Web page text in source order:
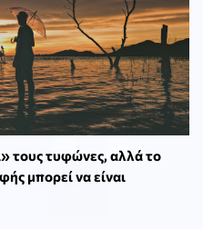
τους τυφώνες, αλλά το
μπορεί να είναι